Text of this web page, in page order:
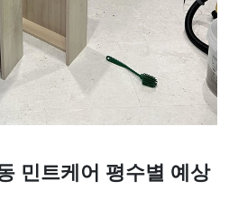
민트케어 평수별 예상